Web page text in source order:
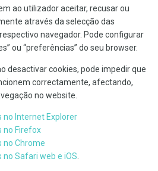
ao utilizador aceitar, recusar ou
através da selecção das
navegador. Pode configurar
ou “preferências” do seu browser.
desactivar cookies, pode impedir que
correctamente, afectando,
no website.
no Internet Explorer
no Firefox
no Chrome
Safari web e iOS